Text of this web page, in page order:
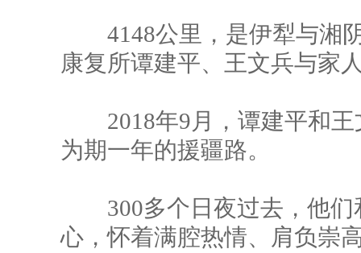
4148公里，是伊犁与湘阴
康复所谭建平、王文兵与家
2018年9月，谭建平和王
为期一年的援疆路。
300多个日夜过去，他们
心，怀着满腔热情、肩负崇